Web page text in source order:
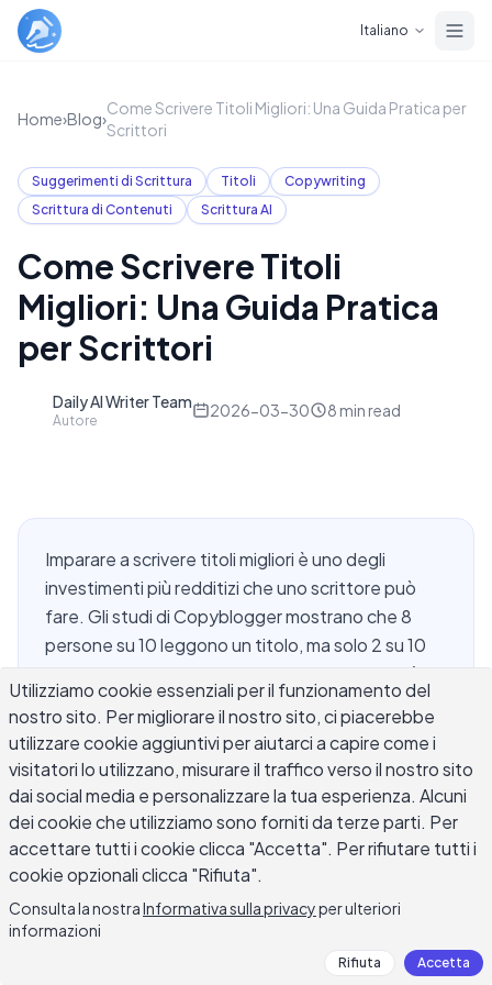
Italiano
Home›Blog›
Come Scrivere Titoli Migliori: Una Guida Pratica per
Scrittori
Suggerimenti di Scrittura Titoli
Copywriting
Scrittura di Contenuti
Scrittura AI
Come Scrivere Titoli
Migliori: Una Guida Pratica
per Scrittori
Daily AI Writer Team
Autore
2026-03-30 8 min read
Imparare a scrivere titoli migliori è uno degli
investimenti più redditizi che uno scrittore può
fare. Gli studi di Copyblogger mostrano che 8
persone su 10 leggono un titolo, ma solo 2 su 10
fanno clic per leggere il resto. Questo divario è
dove muore la maggior parte dei contenuti. Il tuo
titolo è la prima promessa che fai a un lettore, e
deve essere abbastanza forte da guadagnare il
clic prima che una sola parola della tua scrittura
effettiva venga letta. Che tu stia creando articoli
di blog, righe di oggetto delle email o contenuti
sui social media, gli stessi principi fondamentali si
applicano: chiarezza, specificità e una vera
ragione per continuare a leggere.
Utilizziamo cookie essenziali per il funzionamento del
nostro sito. Per migliorare il nostro sito, ci piacerebbe
utilizzare cookie aggiuntivi per aiutarci a capire come i
visitatori lo utilizzano, misurare il traffico verso il nostro sito
dai social media e personalizzare la tua esperienza. Alcuni
dei cookie che utilizziamo sono forniti da terze parti. Per
accettare tutti i cookie clicca "Accetta". Per rifiutare tutti i
cookie opzionali clicca "Rifiuta".
Consulta la nostraInformativa sulla privacyper ulteriori
informazioni
Rifiuta Accetta